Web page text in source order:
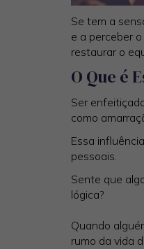
Se tem a
e a perceber
restaurar o
O Que é
Ser
como
Essa
pessoais.
Sente que
lógica?
Quando
rumo da vida